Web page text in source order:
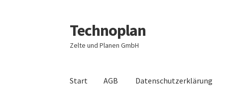
Zur
Navigation
springen
Zum
Inhalt
springen
Technoplan
Zelte und Planen GmbH
Start AGB Datenschutzerklärung